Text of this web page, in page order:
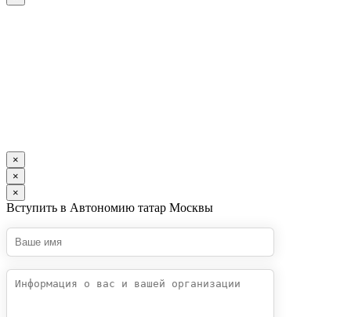
×
×
×
Вступить в Автономию татар Москвы